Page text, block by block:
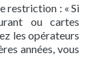
restriction : « Si
ou cartes
les opérateurs
années, vous